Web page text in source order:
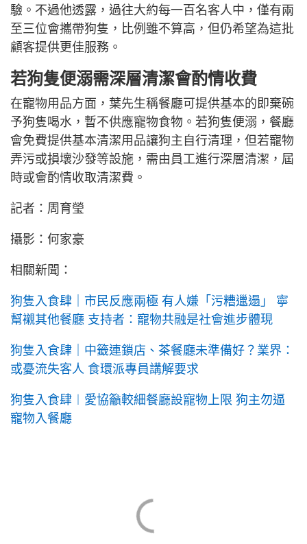
驗。不過他透露，過往大約每一百名客人中，僅有兩
至三位會攜帶狗隻，比例雖不算高，但仍希望為這批
顧客提供更佳服務。
若狗隻便溺需深層清潔會酌情收費
在寵物用品方面，葉先生稱餐廳可提供基本的即棄碗
予狗隻喝水，暫不供應寵物食物。若狗隻便溺，餐廳
會免費提供基本清潔用品讓狗主自行清理，但若寵物
弄污或損壞沙發等設施，需由員工進行深層清潔，屆
時或會酌情收取清潔費。
記者：周育瑩
攝影：何家豪
相關新聞：
狗隻入食肆｜市民反應兩極 有人嫌「污糟邋遢」 寧
幫襯其他餐廳 支持者：寵物共融是社會進步體現
狗隻入食肆｜中籤連鎖店、茶餐廳未準備好？業界：
或憂流失客人 食環派專員講解要求
狗隻入食肆︱愛協籲較細餐廳設寵物上限 狗主勿逼
寵物入餐廳